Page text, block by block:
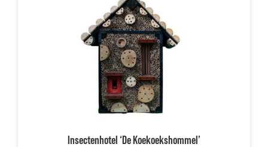
Insectenhotel ‘De Koekoekshommel’